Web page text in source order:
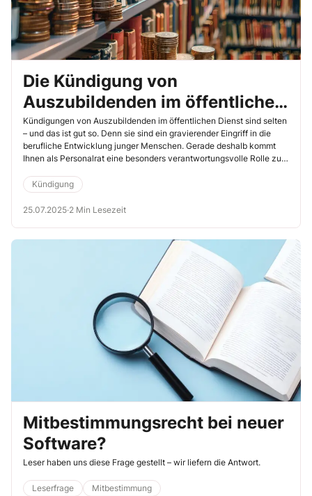
Die Kündigung von
Auszubildenden im öffentlichen
Dienst – so beraten Sie als
Personalrat richtig
Kündigungen von Auszubildenden im öffentlichen Dienst sind selten
– und das ist gut so. Denn sie sind ein gravierender Eingriff in die
berufliche Entwicklung junger Menschen. Gerade deshalb kommt
Ihnen als Personalrat eine besonders verantwortungsvolle Rolle zu:
welche Rechtsgrundlagen gelten überhaupt? Und worauf sollten Sie
im Einzelfall besonders achten?
Kündigung
25.07.2025·2 Min Lesezeit
Mitbestimmungsrecht bei neuer
Software?
Leser haben uns diese Frage gestellt – wir liefern die Antwort.
Leserfrage Mitbestimmung